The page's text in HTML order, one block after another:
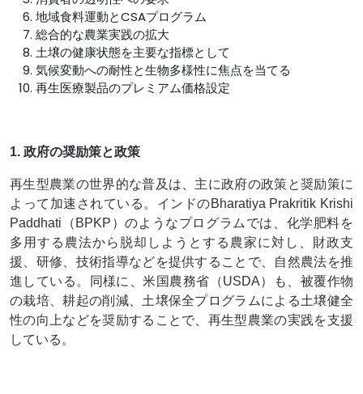
地域食料運動とCSAプログラム
総合的な農業実践の拡大
土壌の健康状態を主要な指標として
気候変動への耐性と生物多様性に焦点を当てる
再生医療製品のプレミアム価格設定
1. 政府の奨励策と政策
再生型農業の世界的な普及は、主に政府の政策と奨励策に
よって加速されている。インドのBharatiya Prakritik Krishi
Paddhati（BPKP）のようなプログラムでは、化学肥料を
多用する農法から脱却しようとする農家に対し、財政支
援、研修、技術指導などを提供することで、自然農法を推
進している。同様に、米国農務省（USDA）も、被覆作物
の栽培、耕起の削減、土壌保全プログラムによる土壌健全
性の向上などを奨励することで、再生型農業の実践を支援
している。